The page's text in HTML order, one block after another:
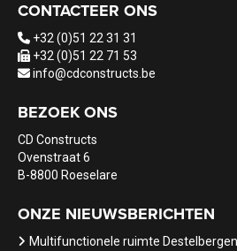
CONTACTEER ONS
+32 (0)51 22 31 31
+32 (0)51 22 71 53
info@cdconstructs.be
BEZOEK ONS
CD Constructs
Ovenstraat 6
B-8800 Roeselare
ONZE NIEUWSBERICHTEN
Multifunctionele ruimte Destelbergen